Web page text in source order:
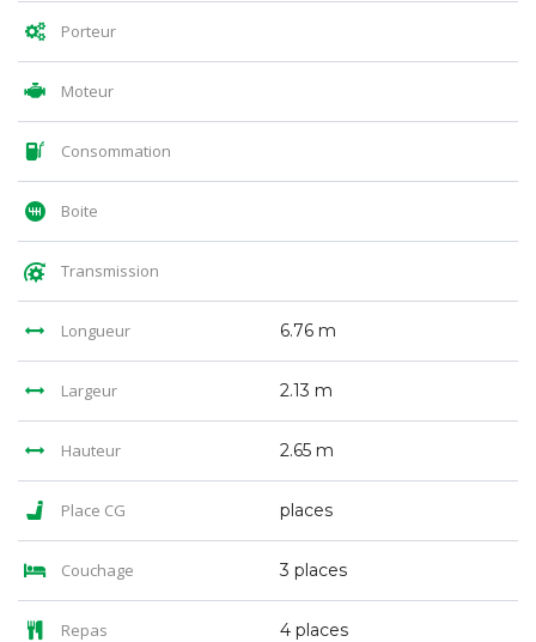
Porteur
Moteur
Consommation
Boite
Transmission
Longueur 6.76 m
Largeur 2.13 m
Hauteur 2.65 m
Place CG places
Couchage 3 places
Repas 4 places